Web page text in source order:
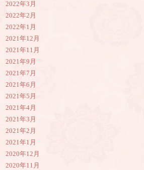
2022年3月
2022年2月
2022年1月
2021年12月
2021年11月
2021年9月
2021年7月
2021年6月
2021年5月
2021年4月
2021年3月
2021年2月
2021年1月
2020年12月
2020年11月